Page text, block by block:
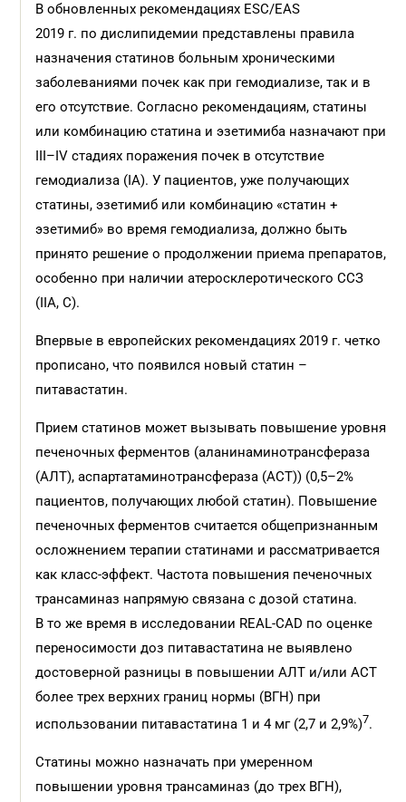
В обновленных рекомендациях ESC/EAS
2019 г. по дислипидемии представлены правила
назначения статинов больным хроническими
заболеваниями почек как при гемодиализе, так и в
его отсутствие. Согласно рекомендациям, статины
или комбинацию статина и эзетимиба назначают при
III–IV стадиях поражения почек в отсутствие
гемодиализа (IA). У пациентов, уже получающих
статины, эзетимиб или комбинацию «статин +
эзетимиб» во время гемодиализа, должно быть
принято решение о продолжении приема препаратов,
особенно при наличии атеросклеротического ССЗ
(IIA, C).
Впервые в европейских рекомендациях 2019 г. четко
прописано, что появился новый статин –
питавастатин.
Прием статинов может вызывать повышение уровня
печеночных ферментов (аланинаминотрансфераза
(АЛТ), аспартатаминотрансфераза (АСТ)) (0,5–2%
пациентов, получающих любой статин). Повышение
печеночных ферментов считается общепризнанным
осложнением терапии статинами и рассматривается
как класс-эффект. Частота повышения печеночных
трансаминаз напрямую связана с дозой статина.
В то же время в исследовании REAL-CAD по оценке
переносимости доз питавастатина не выявлено
достоверной разницы в повышении АЛТ и/или АСТ
более трех верхних границ нормы (ВГН) при
использовании питавастатина 1 и 4 мг (2,7 и 2,9%)7.
Статины можно назначать при умеренном
повышении уровня трансаминаз (до трех ВГН),